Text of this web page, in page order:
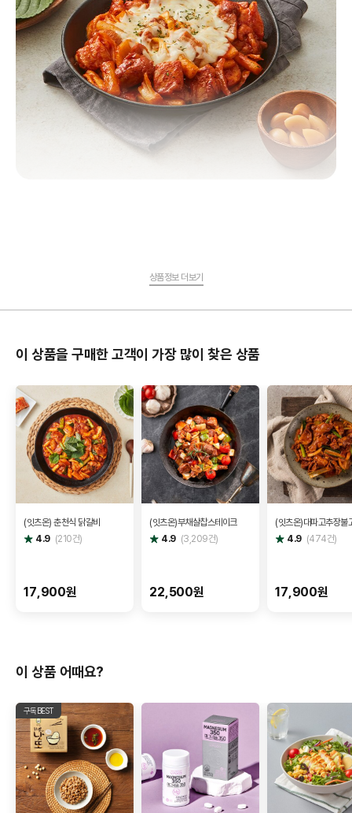
상품정보 더보기
이 상품을 구매한 고객이 가장 많이 찾은 상품
(잇츠온) 춘천식 닭갈비
별
점
4.9 (210건)
17,900원
(잇츠온)부채살찹스테이크
별
점
4.9 (3,209건)
22,500원
(잇츠온)대파고추장불
별
점
4.9 (474건)
17,900원
이 상품 어때요?
구독BEST